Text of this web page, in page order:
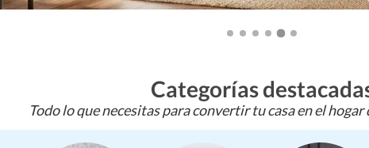
Categorías
Todo lo que necesitas para convertir tu casa en el